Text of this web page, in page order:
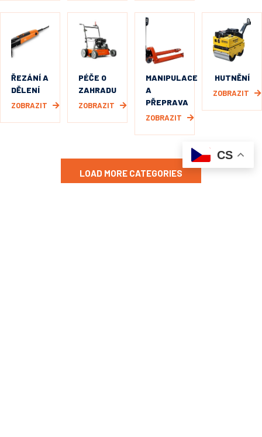
ŘEZÁNÍ A
DĚLENÍ
ZOBRAZIT
PÉČE O
ZAHRADU
ZOBRAZIT
MANIPULACE
A
PŘEPRAVA
ZOBRAZIT
HUTNĚNÍ
ZOBRAZIT
LOAD MORE CATEGORIES
CS